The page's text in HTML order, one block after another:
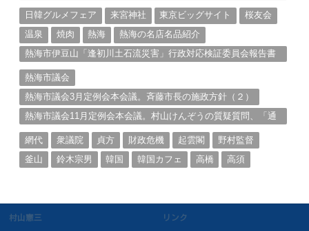
日韓グルメフェア
来宮神社 東京ビッグサイト
桜友会
温泉
焼肉 熱海
熱海の名店名品紹介
熱海市伊豆山「逢初川土石流災害」行政対応検証委員会報告書
熱海市議会
熱海市議会3月定例会本会議。斉藤市長の施政方針（２）
熱海市議会11月定例会本会議。村山けんぞうの質疑質問、「通
網代
衆議院 貞方 財政危機 起雲閣
野村監督
釜山
鈴木宗男 韓国 韓国カフェ 高橋 高須
村山憲三 リンク